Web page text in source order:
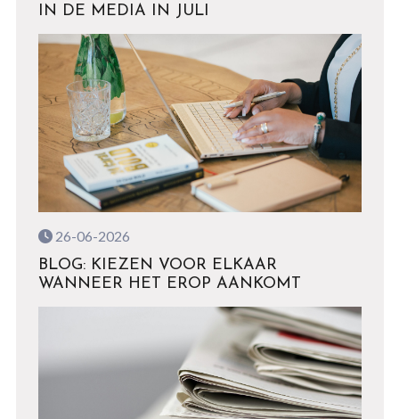
IN DE MEDIA IN JULI
26-06-2026
BLOG: KIEZEN VOOR ELKAAR
WANNEER HET EROP AANKOMT